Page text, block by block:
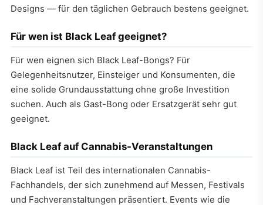
Designs — für den täglichen Gebrauch bestens geeignet.
Für wen ist Black Leaf geeignet?
Für wen eignen sich Black Leaf-Bongs? Für
Gelegenheitsnutzer, Einsteiger und Konsumenten, die
eine solide Grundausstattung ohne große Investition
suchen. Auch als Gast-Bong oder Ersatzgerät sehr gut
geeignet.
Black Leaf auf Cannabis-Veranstaltungen
Black Leaf ist Teil des internationalen Cannabis-
Fachhandels, der sich zunehmend auf Messen, Festivals
und Fachveranstaltungen präsentiert. Events wie die